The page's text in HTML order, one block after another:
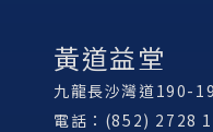
黃道益堂
九龍長沙灣道190-
電話：(852) 2728